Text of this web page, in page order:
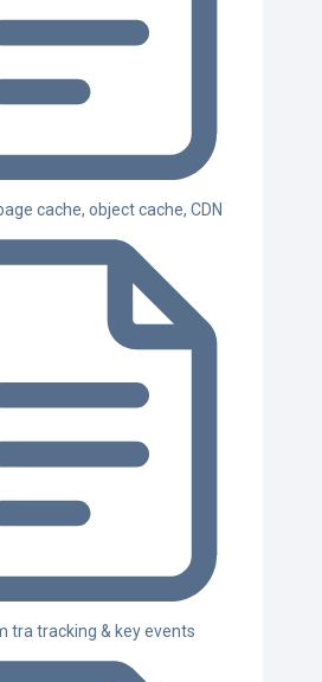
cache, object cache, CDN
tra tracking & key events